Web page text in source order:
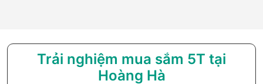
Trải nghiệm mua sắm 5T tại
Hoàng Hà